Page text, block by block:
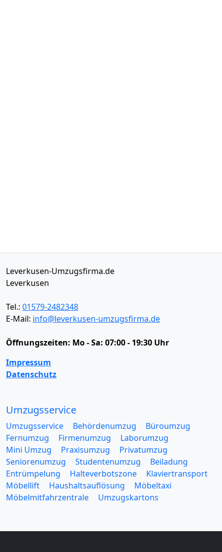
Leverkusen-Umzugsfirma.de
Leverkusen
Tel.: 01579-2482348
E-Mail: info@leverkusen-umzugsfirma.de
Öffnungszeiten: Mo - Sa: 07:00 - 19:30 Uhr
Impressum
Datenschutz
Umzugsservice
Umzugsservice Behördenumzug
Büroumzug
Fernumzug
Firmenumzug
Laborumzug
Mini Umzug
Praxisumzug
Privatumzug
Seniorenumzug
Studentenumzug
Beiladung
Entrümpelung
Halteverbotszone
Klaviertransport
Möbellift
Haushaltsauflösung
Möbeltaxi
Möbelmitfahrzentrale
Umzugskartons